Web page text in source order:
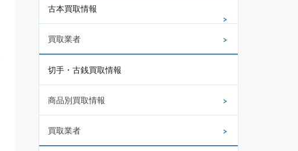
古本買取情報
買取業者
切手・古銭買取情報
商品別買取情報
買取業者